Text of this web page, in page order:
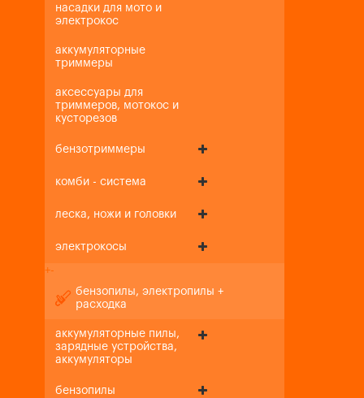
насадки для мото и
электрокос
аккумуляторные
триммеры
аксессуары для
триммеров, мотокос и
кусторезов
бензотриммеры
комби - система
леска, ножи и головки
электрокосы
+-
бензопилы, электропилы +
расходка
аккумуляторные пилы,
зарядные устройства,
аккумуляторы
бензопилы